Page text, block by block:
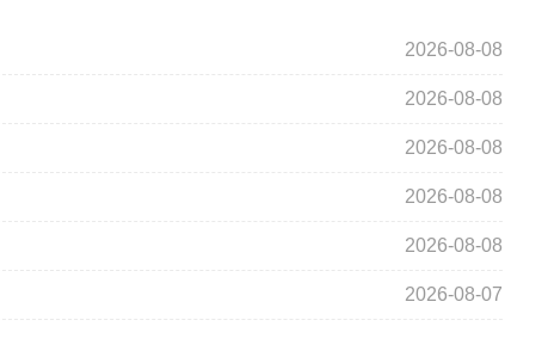
2026-08-08
2026-08-08
2026-08-08
2026-08-08
2026-08-08
2026-08-07